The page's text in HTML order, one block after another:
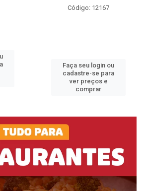
Código: 12167
Faça seu login ou
cadastre-se para
ver preços e
comprar